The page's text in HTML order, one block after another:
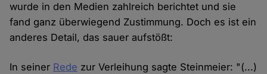
wurde in den Medien zahlreich berichtet und sie
fand ganz überwiegend Zustimmung. Doch es ist ein
anderes Detail, das sauer aufstößt:
In seiner Rede zur Verleihung sagte Steinmeier: "(...)